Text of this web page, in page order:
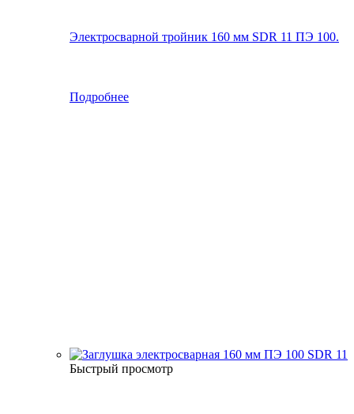
Электросварной тройник 160 мм SDR 11 ПЭ 100.
Подробнее
Быстрый просмотр